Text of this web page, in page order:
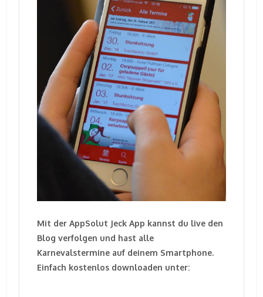
Mit der AppSolut Jeck App kannst du live den
Blog verfolgen und hast alle
Karnevalstermine auf deinem Smartphone.
Einfach kostenlos downloaden unter: